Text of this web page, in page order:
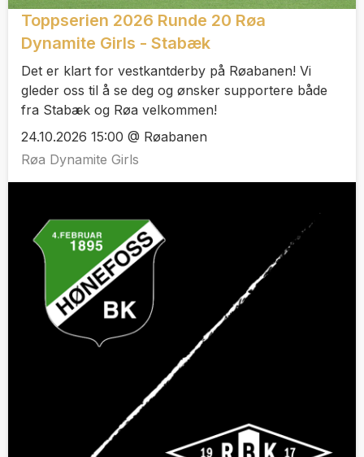
Toppserien 2026 Runde 20 Røa
Dynamite Girls - Stabæk
Det er klart for vestkantderby på Røabanen! Vi
gleder oss til å se deg og ønsker supportere både
fra Stabæk og Røa velkommen!
24.10.2026 15:00 @ Røabanen
Røa Dynamite Girls